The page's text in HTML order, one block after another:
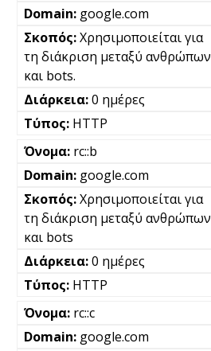
google.com
Χρησιμοποιείται για
τη διάκριση μεταξύ ανθρώπων
και bots.
0 ημέρες
HTTP
rc::b
google.com
Χρησιμοποιείται για
τη διάκριση μεταξύ ανθρώπων
και bots
0 ημέρες
HTTP
rc::c
google.com